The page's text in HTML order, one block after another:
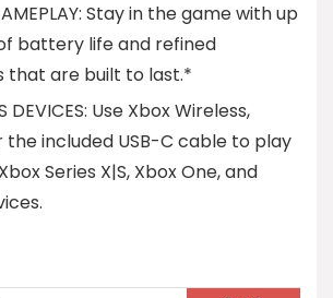
Stay in the game with up
battery life and refined
that are built to last.*
DEVICES: Use Xbox Wireless,
the included USB-C cable to play
Series X|S, Xbox One, and